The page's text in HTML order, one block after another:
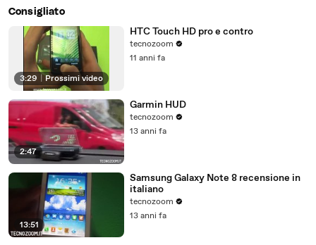
Consigliato
3:29 Prossimi video
HTC Touch HD pro e contro
tecnozoom
11 anni fa
2:47
Garmin HUD
tecnozoom
13 anni fa
13:51
Samsung Galaxy Note 8 recensione in
italiano
tecnozoom
13 anni fa